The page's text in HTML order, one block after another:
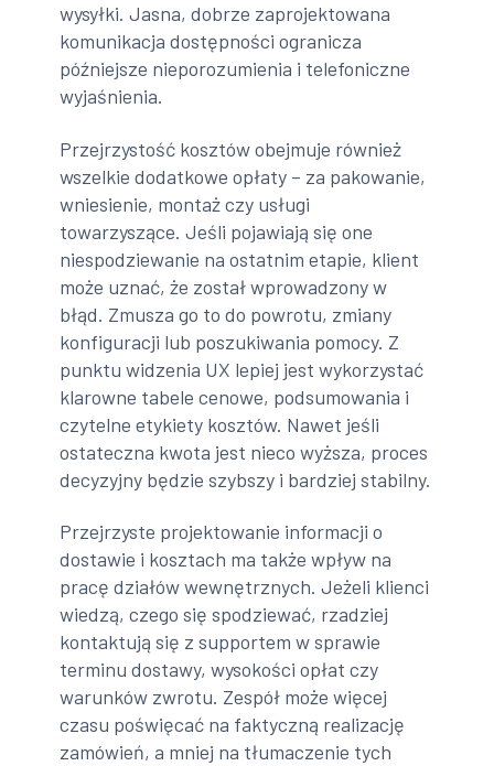
wysyłki. Jasna, dobrze zaprojektowana
komunikacja dostępności ogranicza
późniejsze nieporozumienia i telefoniczne
wyjaśnienia.
Przejrzystość kosztów obejmuje również
wszelkie dodatkowe opłaty – za pakowanie,
wniesienie, montaż czy usługi
towarzyszące. Jeśli pojawiają się one
niespodziewanie na ostatnim etapie, klient
może uznać, że został wprowadzony w
błąd. Zmusza go to do powrotu, zmiany
konfiguracji lub poszukiwania pomocy. Z
punktu widzenia UX lepiej jest wykorzystać
klarowne tabele cenowe, podsumowania i
czytelne etykiety kosztów. Nawet jeśli
ostateczna kwota jest nieco wyższa, proces
decyzyjny będzie szybszy i bardziej stabilny.
Przejrzyste projektowanie informacji o
dostawie i kosztach ma także wpływ na
pracę działów wewnętrznych. Jeżeli klienci
wiedzą, czego się spodziewać, rzadziej
kontaktują się z supportem w sprawie
terminu dostawy, wysokości opłat czy
warunków zwrotu. Zespół może więcej
czasu poświęcać na faktyczną realizację
zamówień, a mniej na tłumaczenie tych